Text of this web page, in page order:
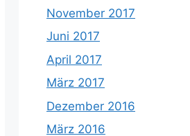
November 2017
Juni 2017
April 2017
März 2017
Dezember 2016
März 2016